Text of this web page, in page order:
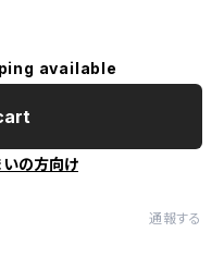
available
の方向け
通報する